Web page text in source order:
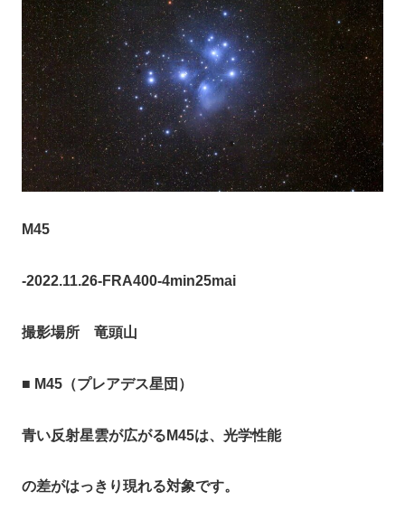
M45
-2022.11.26-FRA400-4min25mai
撮影場所 竜頭山
■ M45（プレアデス星団）
青い反射星雲が広がるM45は、光学性能
の差がはっきり現れる対象です。